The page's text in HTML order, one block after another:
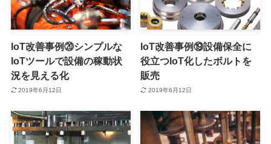
IoT改善事例⑳シンプルな
IoTツールで設備の稼動状
況を見える化
2019年6月12日
IoT改善事例⑲設備保全に
役立つIoT化したボルトを
販売
2019年6月12日